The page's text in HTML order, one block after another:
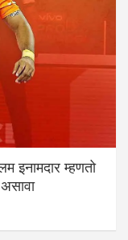
इनामदार म्हणतो